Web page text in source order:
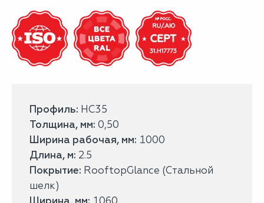
Профиль: НС35
Толщина, мм: 0,50
Ширина рабочая, мм: 1000
Длина, м: 2.5
Покрытие: RooftopGlance (Стальной
шелк)
Ширина, мм: 1060